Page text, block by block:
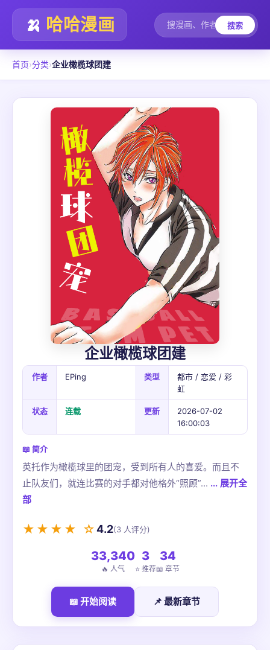
🍌 哈哈漫画 搜索
首页›分类›企业橄榄球团建
企业橄榄球团建
作者 EPing 类型
都市 / 恋爱 / 彩
虹
状态 连载 更新
2026-07-02
16:00:03
📖 简介
英托作为橄榄球里的团宠，受到所有人的喜爱。而且不
止队友们，就连比赛的对手都对他格外“照顾”... ... 展开全
部
★★★★ ☆4.2(3 人评分)
33,340
🔥 人气
3
⭐ 推荐
34
📖 章节
📖 开始阅读 📌 最新章节